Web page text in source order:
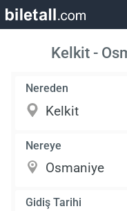
Kelkit -
Nereden
Nereye
Gidiş Tarihi